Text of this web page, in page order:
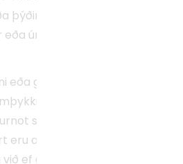
þýðingar á efni sem tekið er
úr útgáfum
eða gögnum Orkustofnunar
stofnunarinnar, og á
sem og endurvinnslu
eru af hálfu stofnunarinnar.
við ef gerðar eru viðbætur við